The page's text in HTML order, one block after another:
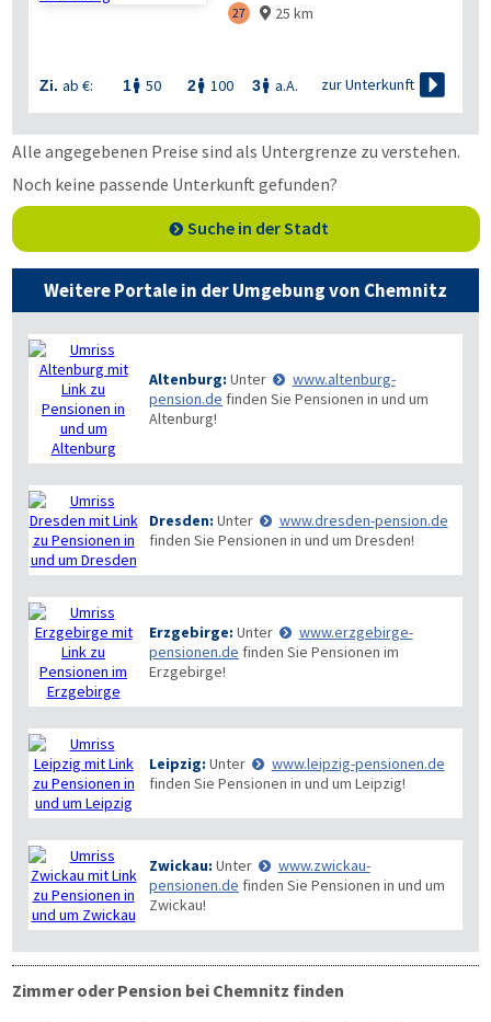
27  25 km
Zi. ab €: 1 50 2 100 3 a.A. zur Unterkunft 
Alle angegebenen Preise sind als Untergrenze zu verstehen.
Noch keine passende Unterkunft gefunden?
Suche in der Stadt
Weitere Portale in der Umgebung von Chemnitz
Altenburg: Unter
www.altenburg-
pension.de finden Sie Pensionen in und um
Altenburg!
Dresden: Unter
www.dresden-pension.de
finden Sie Pensionen in und um Dresden!
Erzgebirge: Unter
www.erzgebirge-
pensionen.de finden Sie Pensionen im
Erzgebirge!
Leipzig: Unter
www.leipzig-pensionen.de
finden Sie Pensionen in und um Leipzig!
Zwickau: Unter
www.zwickau-
pensionen.de finden Sie Pensionen in und um
Zwickau!
Zimmer oder Pension bei Chemnitz finden